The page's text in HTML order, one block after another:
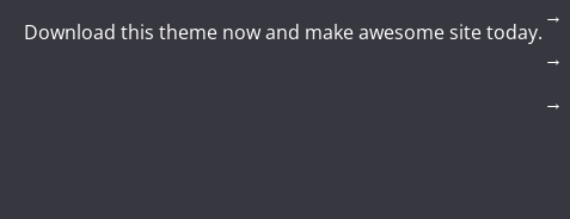
Download this theme now and make awesome site today.